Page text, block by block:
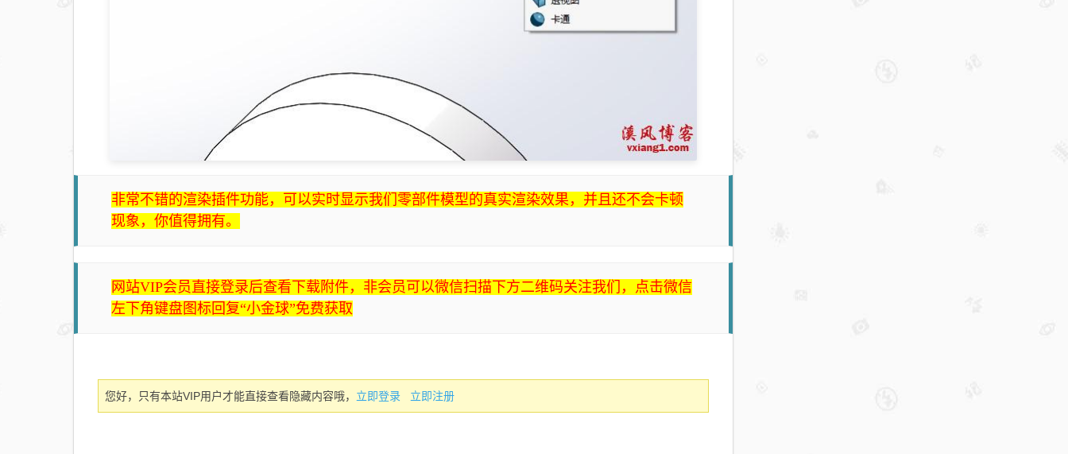
非常不错的渲染插件功能，可以实时显示我们零部件模型的真实渲染效果，并且还不会卡顿
现象，你值得拥有。
网站VIP会员直接登录后查看下载附件，非会员可以微信扫描下方二维码关注我们，点击微信
左下角键盘图标回复“小金球”免费获取
您好，只有本站VIP用户才能直接查看隐藏内容哦， 立即登录 立即注册